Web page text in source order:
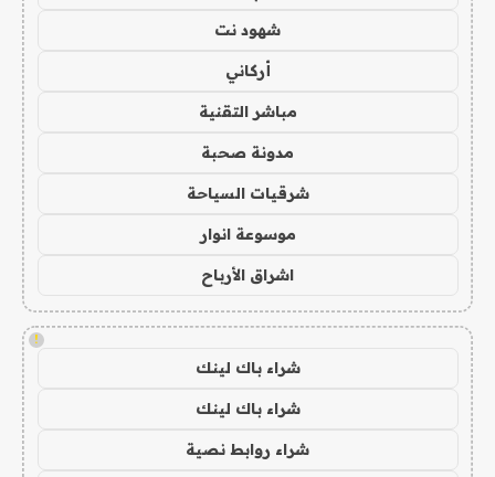
شهود نت
أركاني
مباشر التقنية
مدونة صحبة
شرقيات السياحة
موسوعة انوار
اشراق الأرباح
!
شراء باك لينك
شراء باك لينك
شراء روابط نصية